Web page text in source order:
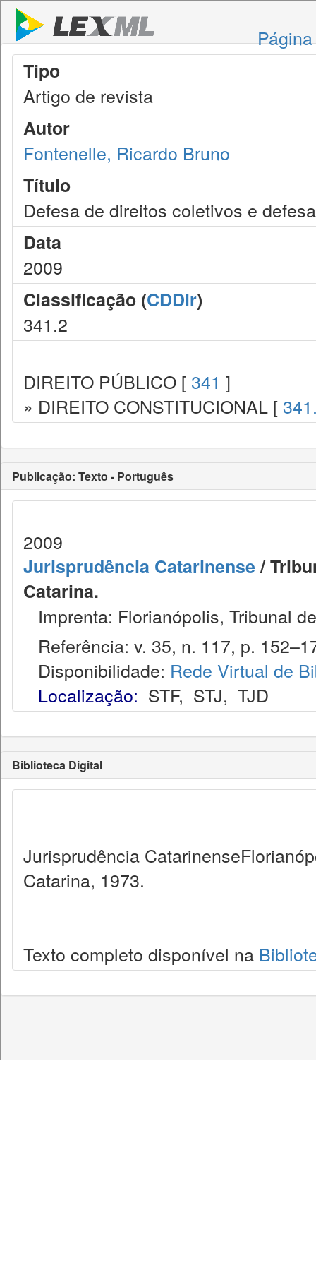
Tipo
Artigo de revista
Autor
Fontenelle, Ricardo Bruno
Título
Defesa de direitos coletivos e
Data
2009
Classificação (CDDir)
341.2
DIREITO PÚBLICO [ 341 ]
» DIREITO CONSTITUCIONAL [
Publicação: Texto - Português
2009
Jurisprudência Catarinense/
Catarina.
Imprenta: Florianópolis, Tribunal
Referência: v. 35, n. 117, p.
Disponibilidade: Rede Virtual de
Localização: STF, STJ, TJD
Biblioteca Digital
Jurisprudência
Catarina, 1973.
Texto completo disponível na